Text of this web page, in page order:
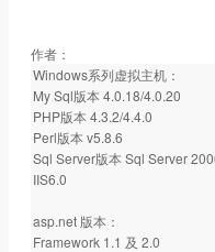
作者：
Windows系列虚拟主机：
My Sql版本 4.0.18/4.0.20
PHP版本 4.3.2/4.4.0
Perl版本 v5.8.6
Sql Server版本 Sql Server
IIS6.0
asp.net 版本：
Framework 1.1 及 2.0